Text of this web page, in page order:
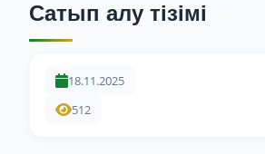
Сатып алу тізімі
18.11.2025
512